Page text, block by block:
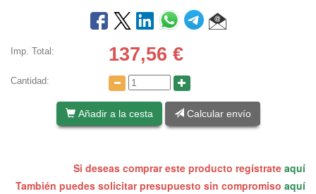
Imp. Total: 137,56 €
Cantidad:
Añadir a la cesta Calcular envío
Si deseas comprar este producto regístrate aquí
También puedes solicitar presupuesto sin compromiso aquí